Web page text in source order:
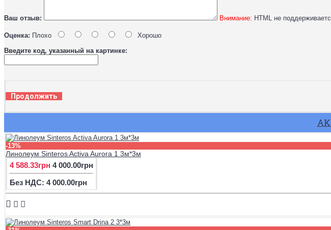
Ваш отзыв: Внимание: HTML не
Оценка: Плохо
Хорошо
Введите код, указанный на картинке:
Продолжить
-13%
Линолеум Sinteros Activa Aurora 1 3м*3м
4 588.33грн 4 000.00грн
Без НДС: 4 000.00грн